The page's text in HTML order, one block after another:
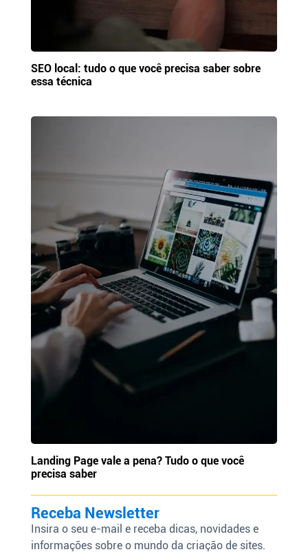
SEO local: tudo o que você precisa saber sobre
essa técnica
Landing Page vale a pena? Tudo o que você
precisa saber
Receba Newsletter
Insira o seu e-mail e receba dicas, novidades e
informações sobre o mundo da criação de sites.